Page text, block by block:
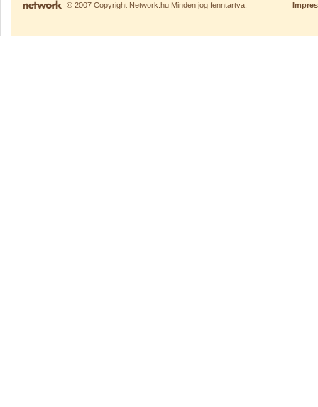
© 2007 Copyright Network.hu Minden jog fenntartva.